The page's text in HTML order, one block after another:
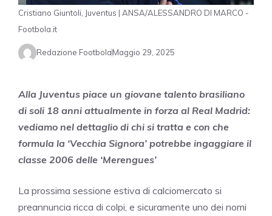
Cristiano Giuntoli, Juventus | ANSA/ALESSANDRO DI MARCO -
Footbola.it
Redazione FootbolaMaggio 29, 2025
Alla Juventus piace un giovane talento brasiliano
di soli 18 anni attualmente in forza al Real Madrid:
vediamo nel dettaglio di chi si tratta e con che
formula la ‘Vecchia Signora’ potrebbe ingaggiare il
classe 2006 delle ‘Merengues’
La prossima sessione estiva di calciomercato si
preannuncia ricca di colpi, e sicuramente uno dei nomi